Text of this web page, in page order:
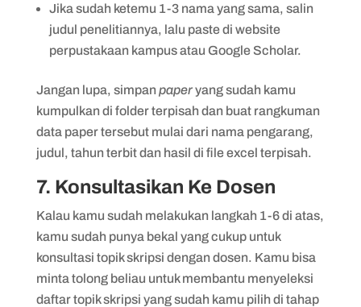
Jika sudah ketemu 1-3 nama yang sama, salin
judul penelitiannya, lalu paste di website
perpustakaan kampus atau Google Scholar.
Jangan lupa, simpanpaperyang sudah kamu
kumpulkan di folder terpisah dan buat rangkuman
data paper tersebut mulai dari nama pengarang,
judul, tahun terbit dan hasil di file excel terpisah.
7. Konsultasikan Ke Dosen
Kalau kamu sudah melakukan langkah 1-6 di atas,
kamu sudah punya bekal yang cukup untuk
konsultasi topik skripsi dengan dosen. Kamu bisa
minta tolong beliau untuk membantu menyeleksi
daftar topik skripsi yang sudah kamu pilih di tahap